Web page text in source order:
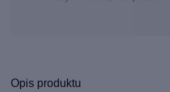
Opis produktu